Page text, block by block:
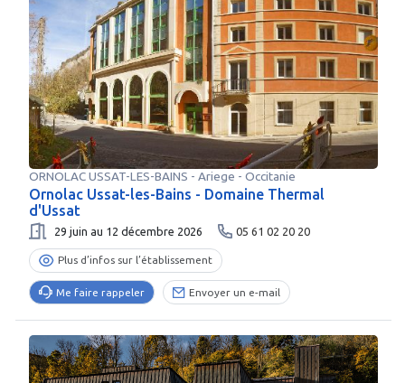
ORNOLAC USSAT-LES-BAINS - Ariege - Occitanie
Ornolac Ussat-les-Bains - Domaine Thermal
d'Ussat
29 juin au 12 décembre 2026 05 61 02 20 20
Plus d’infos sur l’établissement
Me faire rappeler Envoyer un e-mail